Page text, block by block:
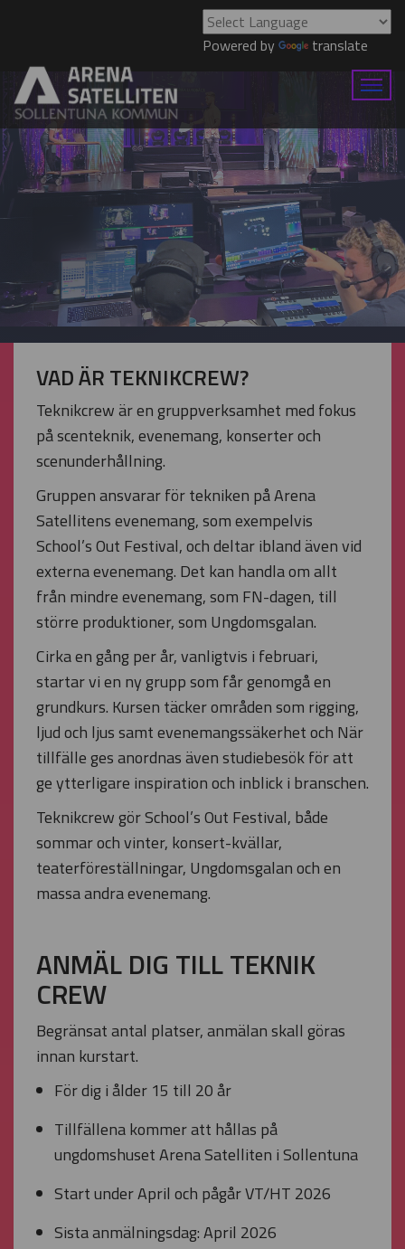
Powered by translate
VAD ÄR TEKNIKCREW?
Teknikcrew är en gruppverksamhet med fokus
på scenteknik, evenemang, konserter och
scenunderhållning.
Gruppen ansvarar för tekniken på Arena
Satellitens evenemang, som exempelvis
School’s Out Festival, och deltar ibland även vid
externa evenemang. Det kan handla om allt
från mindre evenemang, som FN-dagen, till
större produktioner, som Ungdomsgalan.
Cirka en gång per år, vanligtvis i februari,
startar vi en ny grupp som får genomgå en
grundkurs. Kursen täcker områden som rigging,
ljud och ljus samt evenemangssäkerhet och När
tillfälle ges anordnas även studiebesök för att
ge ytterligare inspiration och inblick i branschen.
Teknikcrew gör School’s Out Festival, både
sommar och vinter, konsert-kvällar,
teaterföreställningar, Ungdomsgalan och en
massa andra evenemang.
ANMÄL DIG TILL TEKNIK
CREW
Begränsat antal platser, anmälan skall göras
innan kurstart.
För dig i ålder 15 till 20 år
Tillfällena kommer att hållas på
ungdomshuset Arena Satelliten i Sollentuna
Start under April och pågår VT/HT 2026
Sista anmälningsdag: April 2026